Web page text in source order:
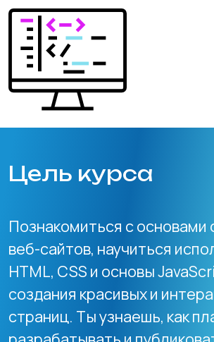
Цель курса
веб-сайтов, научиться
HTML, CSS и основы JavaScript для
страниц. Ты узнаешь, как
разрабатывать и публиковать свои
собственные веб-сайты.